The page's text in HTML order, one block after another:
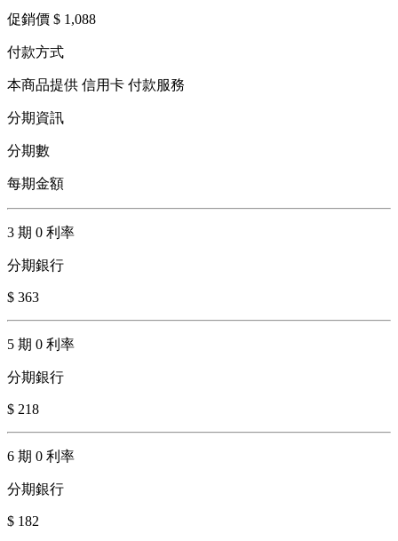
促銷價 $ 1,088
付款方式
本商品提供 信用卡 付款服務
分期資訊
分期數
每期金額
3 期 0 利率
分期銀行
$ 363
5 期 0 利率
分期銀行
$ 218
6 期 0 利率
分期銀行
$ 182